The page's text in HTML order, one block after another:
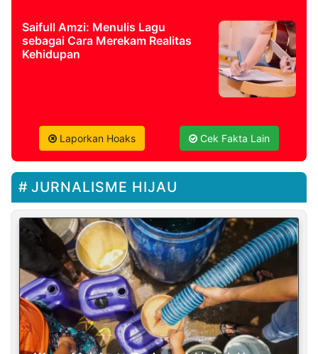
Saifull Amzi: Menulis Lagu
sebagai Cara Merekam Realitas
Kehidupan
Laporkan Hoaks Cek Fakta Lain
JURNALISME HIJAU